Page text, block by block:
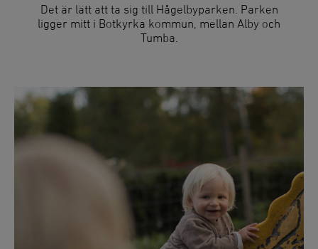
Det är lätt att ta sig till Hågelbyparken. Parken
ligger mitt i Botkyrka kommun, mellan Alby och
Tumba.